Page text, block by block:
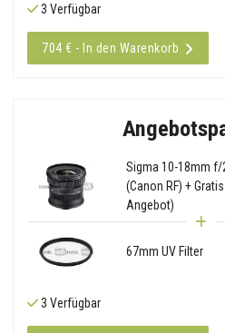
3 Verfügbar
704 € - In den Warenkorb
Sigma 10-18mm f/
(Canon RF) +
Angebot)
67mm UV Filter
3 Verfügbar